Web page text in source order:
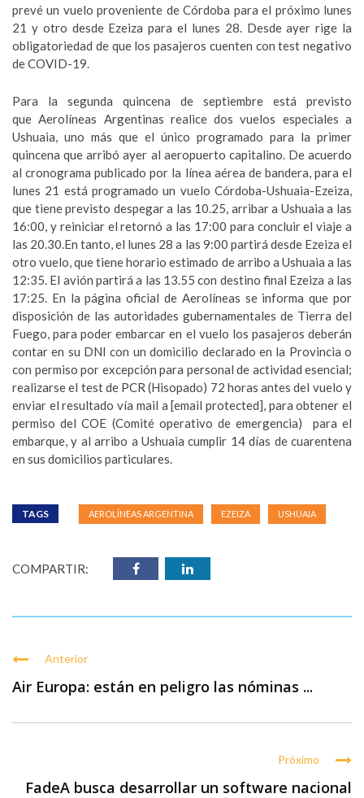
prevé un vuelo proveniente de Córdoba para el próximo lunes
21 y otro desde Ezeiza para el lunes 28. Desde ayer rige la
obligatoriedad de que los pasajeros cuenten con test negativo
de COVID-19.
Para la segunda quincena de septiembre está previsto
que Aerolíneas Argentinas realice dos vuelos especiales a
Ushuaia, uno más que el único programado para la primer
quincena que arribó ayer al aeropuerto capitalino. De acuerdo
al cronograma publicado por la línea aérea de bandera, para el
lunes 21 está programado un vuelo Córdoba-Ushuaia-Ezeiza,
que tiene previsto despegar a las 10.25, arribar a Ushuaia a las
16:00, y reiniciar el retornó a las 17:00 para concluir el viaje a
las 20.30.En tanto, el lunes 28 a las 9:00 partirá desde Ezeiza el
otro vuelo, que tiene horario estimado de arribo a Ushuaia a las
12:35. El avión partirá a las 13.55 con destino final Ezeiza a las
17:25. En la página oficial de Aerolíneas se informa que por
disposición de las autoridades gubernamentales de Tierra del
Fuego, para poder embarcar en el vuelo los pasajeros deberán
contar en su DNI con un domicilio declarado en la Provincia o
con permiso por excepción para personal de actividad esencial;
realizarse el test de PCR (Hisopado) 72 horas antes del vuelo y
enviar el resultado vía mail a [email protected], para obtener el
permiso del COE (Comité operativo de emergencia) para el
embarque, y al arribo a Ushuaia cumplir 14 días de cuarentena
en sus domicilios particulares.
TAGS AEROLÍNEAS ARGENTINA EZEIZA USHUAIA
COMPARTIR:
Anterior
Air Europa: están en peligro las nóminas ...
Próximo
FadeA busca desarrollar un software nacional